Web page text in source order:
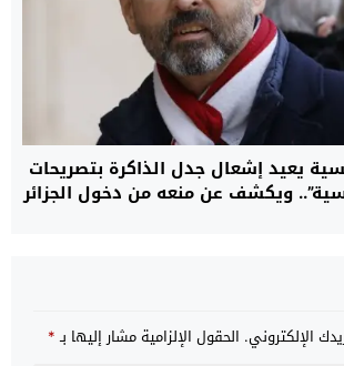
يعيد إشعال جدل الذاكرة بتصريحات
ويكشف عن منعه من دخول الجزائر
الإلكتروني. الحقول الإلزامية مشار إليها بـ*